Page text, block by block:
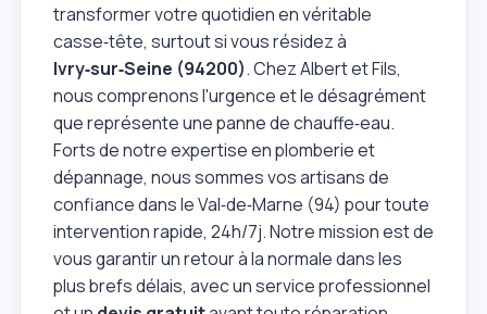
transformer votre quotidien en véritable
casse‑tête, surtout si vous résidez à
Ivry‑sur‑Seine (94200). Chez Albert et Fils,
nous comprenons l'urgence et le désagrément
que représente une panne de chauffe‑eau.
Forts de notre expertise en plomberie et
dépannage, nous sommes vos artisans de
confiance dans le Val‑de‑Marne (94) pour toute
intervention rapide, 24h/7j. Notre mission est de
vous garantir un retour à la normale dans les
plus brefs délais, avec un service professionnel